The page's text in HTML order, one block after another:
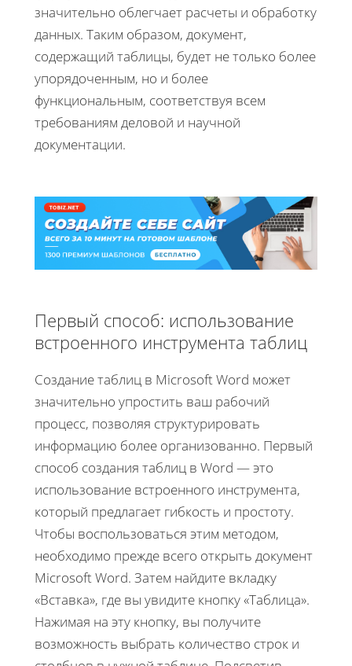
значительно облегчает расчеты и обработку
данных. Таким образом, документ,
содержащий таблицы, будет не только более
упорядоченным, но и более
функциональным, соответствуя всем
требованиям деловой и научной
документации.
Первый способ: использование
встроенного инструмента таблиц
Создание таблиц в Microsoft Word может
значительно упростить ваш рабочий
процесс, позволяя структурировать
информацию более организованно. Первый
способ создания таблиц в Word — это
использование встроенного инструмента,
который предлагает гибкость и простоту.
Чтобы воспользоваться этим методом,
необходимо прежде всего открыть документ
Microsoft Word. Затем найдите вкладку
«Вставка», где вы увидите кнопку «Таблица».
Нажимая на эту кнопку, вы получите
возможность выбрать количество строк и